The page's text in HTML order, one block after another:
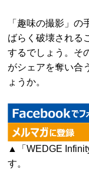
「趣味の撮影」
ばらく破壊される
するでしょう。そ
がシェアを奪い合
ょうか。
▲「WEDGE
す。